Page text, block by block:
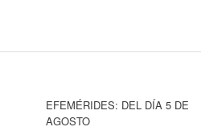
EFEMÉRIDES: DEL DÍA 5 DE
AGOSTO